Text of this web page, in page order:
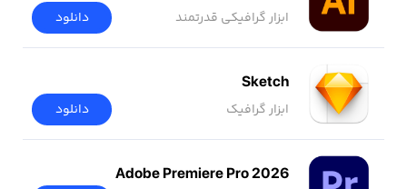
ابزار گرافیکی قدرتمند دانلود
Sketch
ابزار گرافیک دانلود
Adobe Premiere Pro 2026